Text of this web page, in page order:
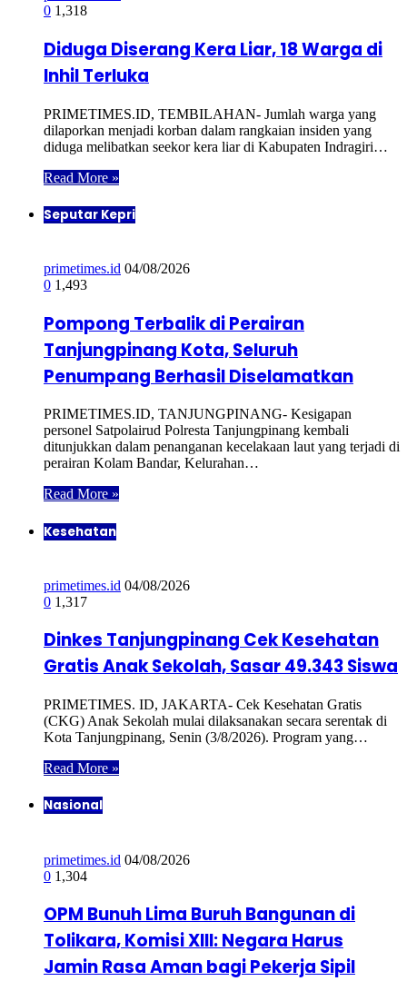
0 1,318
Diduga Diserang Kera Liar, 18 Warga di
Inhil Terluka
PRIMETIMES.ID, TEMBILAHAN- Jumlah warga yang
dilaporkan menjadi korban dalam rangkaian insiden yang
diduga melibatkan seekor kera liar di Kabupaten Indragiri…
Read More »
Seputar Kepri
primetimes.id 04/08/2026
0 1,493
Pompong Terbalik di Perairan
Tanjungpinang Kota, Seluruh
Penumpang Berhasil Diselamatkan
PRIMETIMES.ID, TANJUNGPINANG- Kesigapan
personel Satpolairud Polresta Tanjungpinang kembali
ditunjukkan dalam penanganan kecelakaan laut yang terjadi di
perairan Kolam Bandar, Kelurahan…
Read More »
Kesehatan
primetimes.id 04/08/2026
0 1,317
Dinkes Tanjungpinang Cek Kesehatan
Gratis Anak Sekolah, Sasar 49.343 Siswa
PRIMETIMES. ID, JAKARTA- Cek Kesehatan Gratis
(CKG) Anak Sekolah mulai dilaksanakan secara serentak di
Kota Tanjungpinang, Senin (3/8/2026). Program yang…
Read More »
Nasional
primetimes.id 04/08/2026
0 1,304
OPM Bunuh Lima Buruh Bangunan di
Tolikara, Komisi XIII: Negara Harus
Jamin Rasa Aman bagi Pekerja Sipil